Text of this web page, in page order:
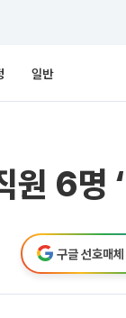
일반
6명
구글 선호매